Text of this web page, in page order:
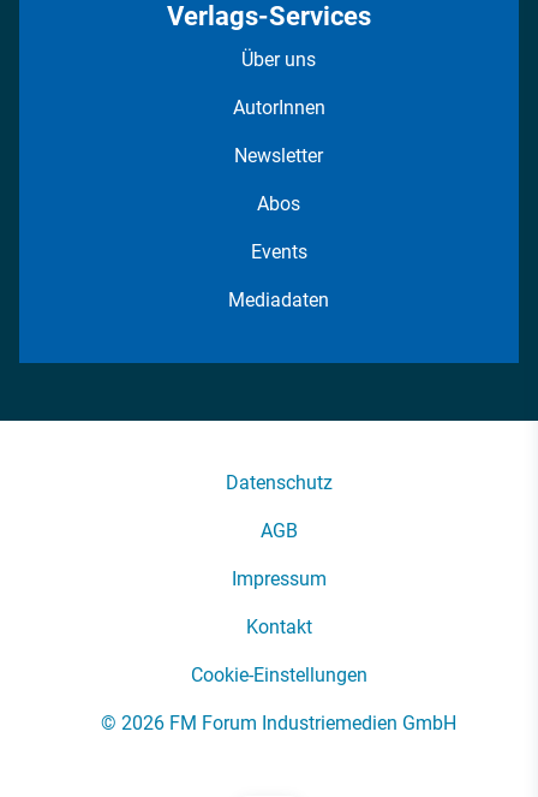
Verlags-Services
Über uns
AutorInnen
Newsletter
Abos
Events
Mediadaten
Datenschutz
AGB
Impressum
Kontakt
Cookie-Einstellungen
© 2026 FM Forum Industriemedien GmbH